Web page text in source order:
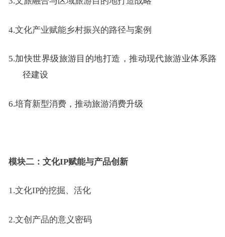
4.文化产业赋能乡村振兴的路径与案例
5.加快世界级旅游目的地打造，推动现代旅游业体系路
径建设
6.培育新型消费，推动旅游消费升级
模块二：文化IP赋能与产品创新
1.文化IP的挖掘、活化
2.文创产品的意义密码